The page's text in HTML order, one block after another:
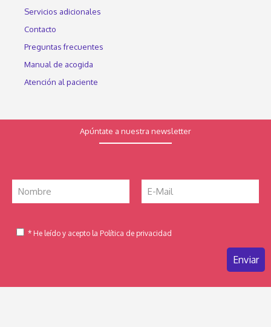
Servicios adicionales
Contacto
Preguntas frecuentes
Manual de acogida
Atención al paciente
Apúntate a nuestra newsletter
* He leído y acepto la Política de privacidad